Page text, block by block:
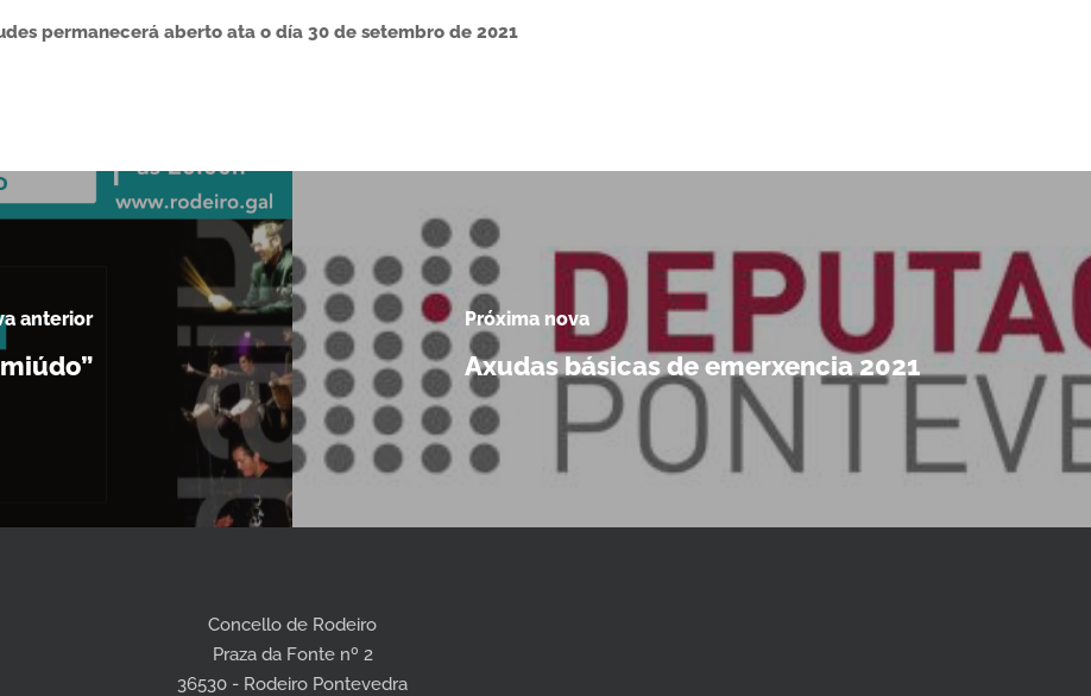
permanecerá aberto ata o día 30 de setembro de 2021
anterior Próxima nova
Axudas básicas de emerxencia 2021
Concello de Rodeiro
Praza da Fonte nº 2
36530 - Rodeiro Pontevedra